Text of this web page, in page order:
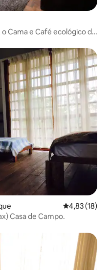
Cama e Café ecológico de
4,83 de uma
4,83 (18)
Casa de Campo.